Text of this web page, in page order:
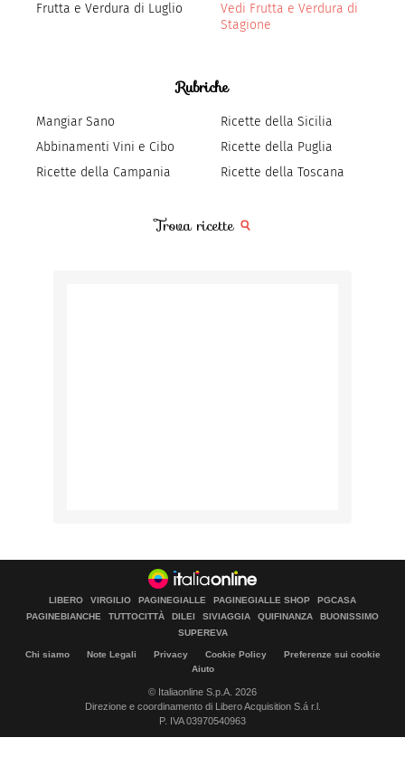
Frutta e Verdura di Luglio
Vedi Frutta e Verdura di
Stagione
Rubriche
Mangiar Sano
Abbinamenti Vini e Cibo
Ricette della Campania
Ricette della Sicilia
Ricette della Puglia
Ricette della Toscana
Trova ricette
LIBERO VIRGILIO PAGINEGIALLE PAGINEGIALLE SHOP
PGCASA
PAGINEBIANCHE
TUTTOCITTÀ DILEI SIVIAGGIA QUIFINANZA
BUONISSIMO
SUPEREVA
Chi siamo Note Legali Privacy Cookie Policy
Preferenze sui cookie
Aiuto
© Italiaonline S.p.A. 2026
Direzione e coordinamento di Libero Acquisition S.á r.l.
P. IVA 03970540963